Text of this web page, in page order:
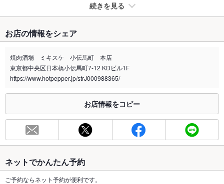
続きを見る
禁煙・喫煙 全席禁煙
喫煙専用室 なし
※2020年4月1日～受動喫煙対策に関する法律が施行されています。正しい情報はお店へお問い
総席数 60席(貸切は12名からOKです)
最大宴会収
20人(￥5,000円～)
個室 なし
お店の情報をシェア
焼肉酒場 ミキスケ 小伝馬町 本店
東京都中央区日本橋小伝馬町7-12 KDビル1F
https://www.hotpepper.jp/strJ000988365/
お店情報をコピー
ネットでかんたん予約
ご予約ならネット予約が便利です。